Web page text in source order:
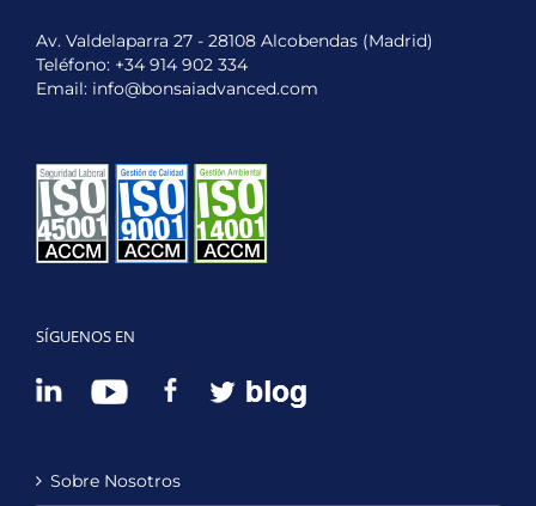
Av. Valdelaparra 27 - 28108 Alcobendas (Madrid)
Teléfono: +34 914 902 334
Email: info@bonsaiadvanced.com
SÍGUENOS EN
Sobre Nosotros